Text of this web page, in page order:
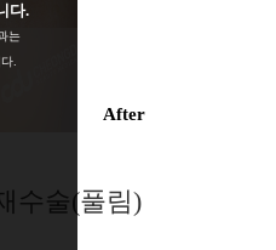
다.
는
.
After
수술(풀림)